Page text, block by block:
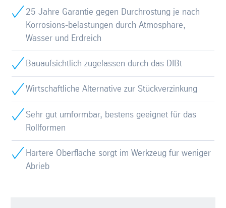
25 Jahre Garantie gegen Durchrostung je nach
Korrosions-belastungen durch Atmosphäre,
Wasser und Erdreich
Bauaufsichtlich zugelassen durch das DIBt
Wirtschaftliche Alternative zur Stückverzinkung
Sehr gut umformbar, bestens geeignet für das
Rollformen
Härtere Oberfläche sorgt im Werkzeug für weniger
Abrieb